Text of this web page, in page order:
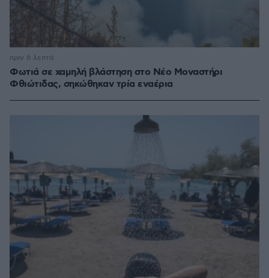
Φωτιά σε χαμηλή βλάστηση στο Νέο Μοναστήρι
Φθιώτιδας, σηκώθηκαν τρία εναέρια
πριν 6 λεπτά